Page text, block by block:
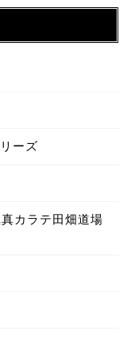
ーズ
カラテ田畑道場